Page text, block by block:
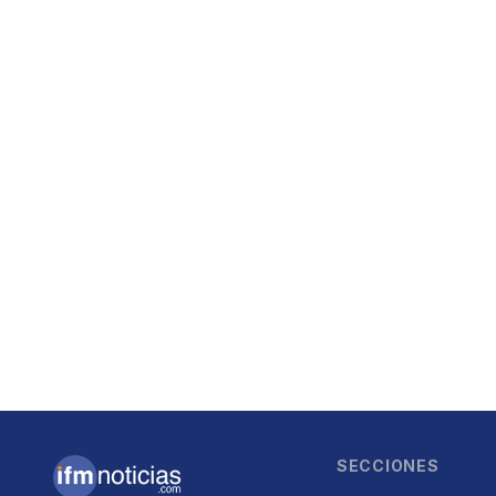
SECCIONES